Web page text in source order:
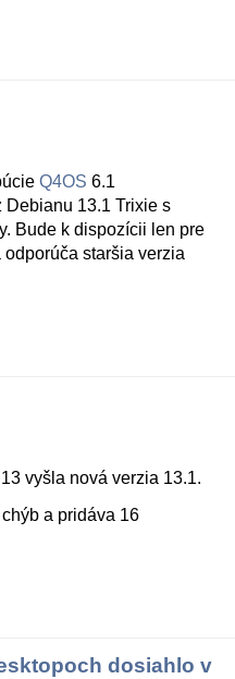
Q4OS 6.1
Debianu 13.1 Trixie s
Bude k dispozícii len pre
staršia verzia
vyšla nová verzia 13.1.
a pridáva 16
dosiahlo v